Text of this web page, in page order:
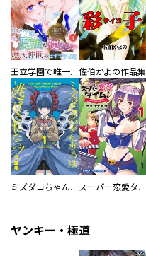
王立学園で唯一魔法が使えない庶民仲間のはずですよね～実は王子様で私を溺愛しているなんて告白はやめてください～佐伯かよの作品集
ミズダコちゃんからは逃げられない！ スーパー恋愛タイム！～現場でドＳな彼女は自宅でデレる～
ヤンキー・極道